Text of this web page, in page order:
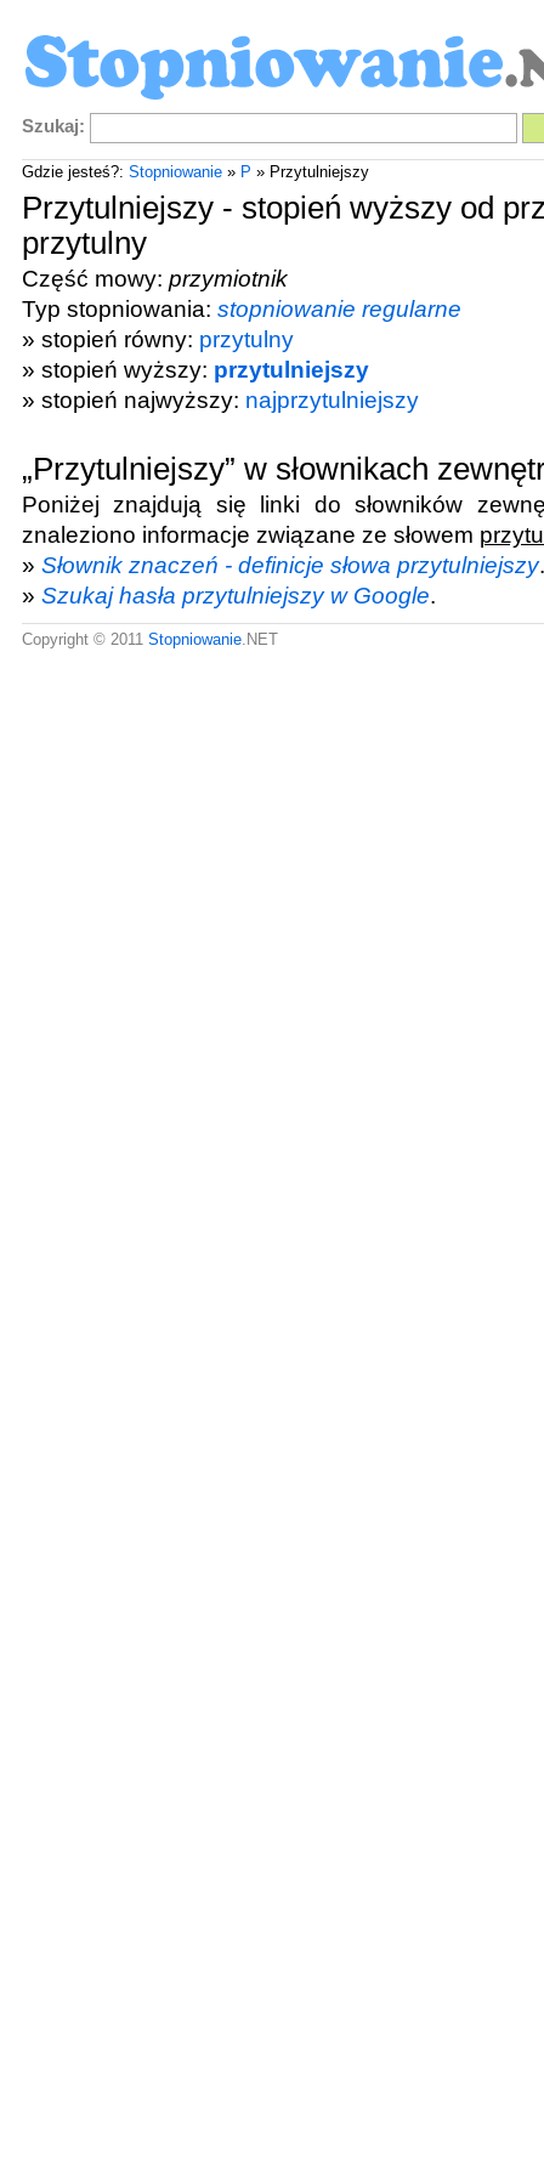
Szukaj:
Gdzie jesteś?: Stopniowanie» P » Przytulniejszy
Przytulniejszy - stopień wyższy od
przytulny
Część mowy: przymiotnik
Typ stopniowania: stopniowanie regularne
» stopień równy: przytulny
» stopień wyższy: przytulniejszy
» stopień najwyższy: najprzytulniejszy
„Przytulniejszy” w słownikach
Poniżej znajdują się linki do słowników
znaleziono informacje związane ze słowem
» Słownik znaczeń - definicje słowa przytulniejszy.
» Szukaj hasła przytulniejszy w Google.
Copyright © 2011 Stopniowanie.NET